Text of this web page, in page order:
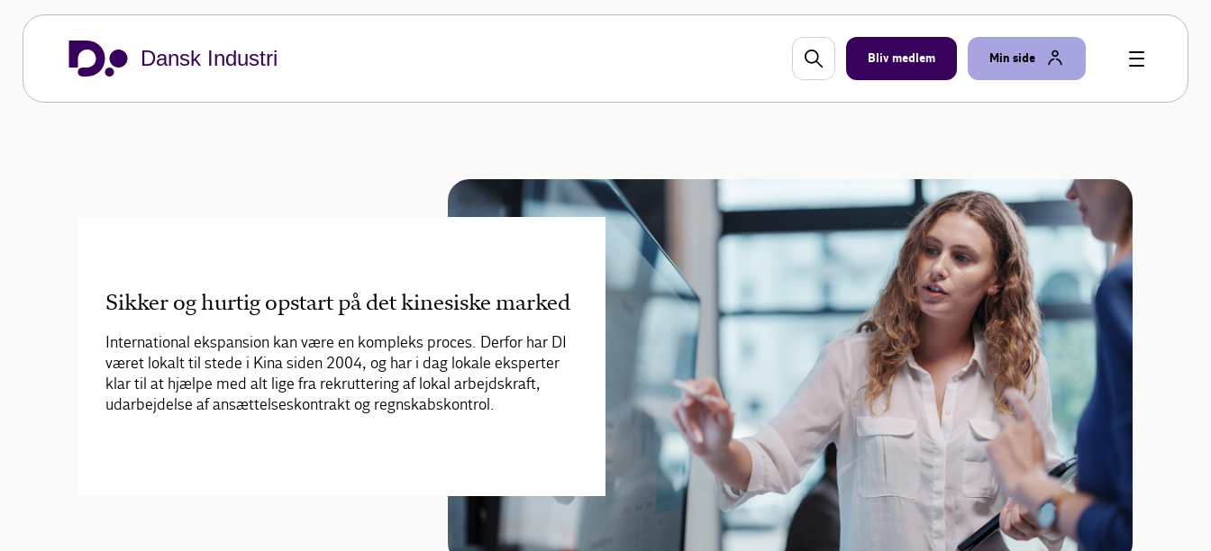
Dansk Industri Bliv medlem Min side
Med et bredt udvalg af services og lokal tilstedeværelse i Shanghai, kan DI hjælpe
danske virksomheder til Kina.
Kontakt os
Sikker og hurtig opstart på det kinesiske marked
International ekspansion kan være en kompleks proces. Derfor har DI
været lokalt til stede i Kina siden 2004, og har i dag lokale eksperter
klar til at hjælpe med alt lige fra rekruttering af lokal arbejdskraft,
udarbejdelse af ansættelseskontrakt og regnskabskontrol.